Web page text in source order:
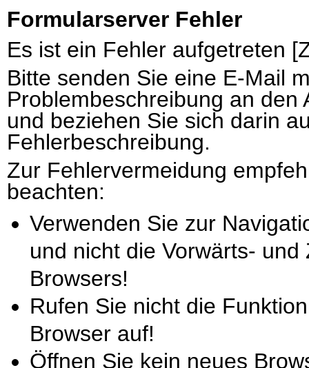
Formularserver Fehler
Es ist ein Fehler aufgetreten
Bitte senden Sie eine E-Mail
Problembeschreibung an
und beziehen Sie sich darin
Fehlerbeschreibung.
Zur Fehlervermeidung
beachten:
Verwenden Sie zur
und nicht die Vorwärts-
Browsers!
Rufen Sie nicht die
Browser auf!
Öffnen Sie kein neues